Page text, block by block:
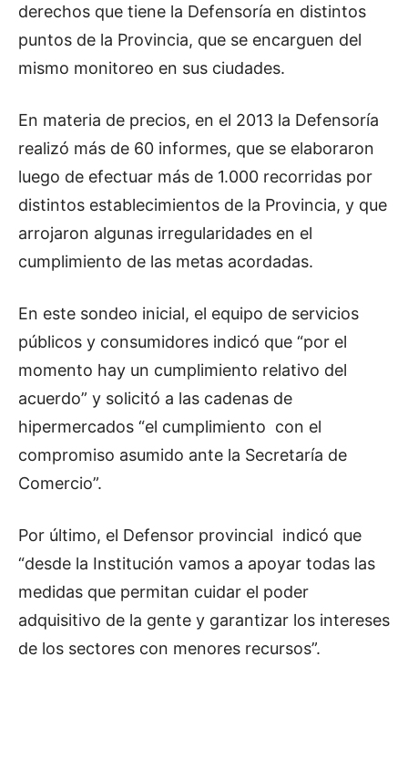
derechos que tiene la Defensoría en distintos
puntos de la Provincia, que se encarguen del
mismo monitoreo en sus ciudades.
En materia de precios, en el 2013 la Defensoría
realizó más de 60 informes, que se elaboraron
luego de efectuar más de 1.000 recorridas por
distintos establecimientos de la Provincia, y que
arrojaron algunas irregularidades en el
cumplimiento de las metas acordadas.
En este sondeo inicial, el equipo de servicios
públicos y consumidores indicó que “por el
momento hay un cumplimiento relativo del
acuerdo” y solicitó a las cadenas de
hipermercados “el cumplimiento con el
compromiso asumido ante la Secretaría de
Comercio”.
Por último, el Defensor provincial indicó que
“desde la Institución vamos a apoyar todas las
medidas que permitan cuidar el poder
adquisitivo de la gente y garantizar los intereses
de los sectores con menores recursos”.